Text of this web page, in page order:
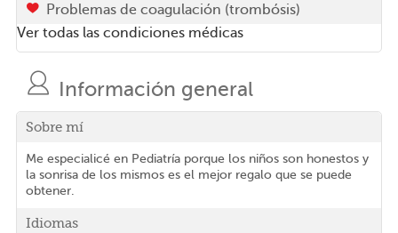
Problemas de coagulación (trombósis)
Ver todas las condiciones médicas
Información general
Sobre mí
Me especialicé en Pediatría porque los niños son honestos y
la sonrisa de los mismos es el mejor regalo que se puede
obtener.
Idiomas